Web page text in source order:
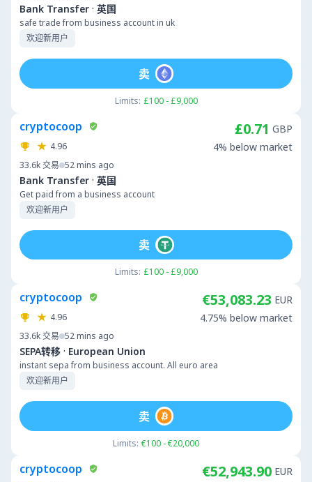
Bank Transfer · 英国
safe trade from business account in uk
欢迎新用户
Limits: £100 - £9,000
卖
cryptocoop
4.96
33.6k交易 52 mins ago
Bank Transfer · 英国
Get paid from a business account
欢迎新用户
£0.71 GBP
4% below market
Limits: £100 - £9,000
卖
cryptocoop
4.96
33.6k交易 52 mins ago
SEPA转移 · European Union
instant sepa from business account. All euro area
欢迎新用户
€53,083.23 EUR
4.75% below market
Limits: €100 - €20,000
卖
cryptocoop €52,943.90 EUR